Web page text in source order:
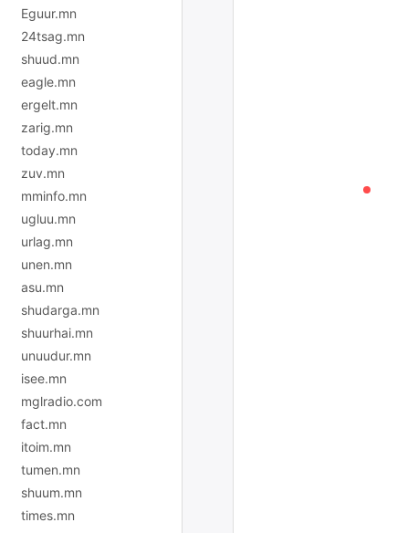
Eguur.mn
24tsag.mn
shuud.mn
eagle.mn
ergelt.mn
zarig.mn
today.mn
zuv.mn
mminfo.mn
ugluu.mn
urlag.mn
unen.mn
asu.mn
shudarga.mn
shuurhai.mn
unuudur.mn
isee.mn
mglradio.com
fact.mn
itoim.mn
tumen.mn
shuum.mn
times.mn